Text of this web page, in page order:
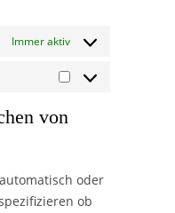
Immer aktiv
Marketing
von
oder
ob